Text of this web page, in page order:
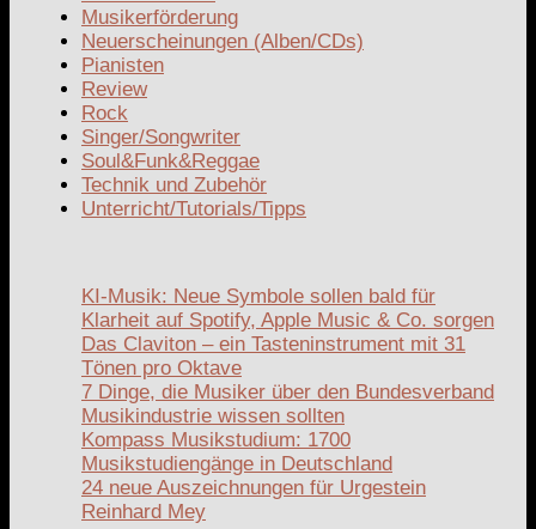
Musikerförderung
Neuerscheinungen (Alben/CDs)
Pianisten
Review
Rock
Singer/Songwriter
Soul&Funk&Reggae
Technik und Zubehör
Unterricht/Tutorials/Tipps
KI-Musik: Neue Symbole sollen bald für
Klarheit auf Spotify, Apple Music & Co. sorgen
Das Claviton – ein Tasteninstrument mit 31
Tönen pro Oktave
7 Dinge, die Musiker über den Bundesverband
Musikindustrie wissen sollten
Kompass Musikstudium: 1700
Musikstudiengänge in Deutschland
24 neue Auszeichnungen für Urgestein
Reinhard Mey